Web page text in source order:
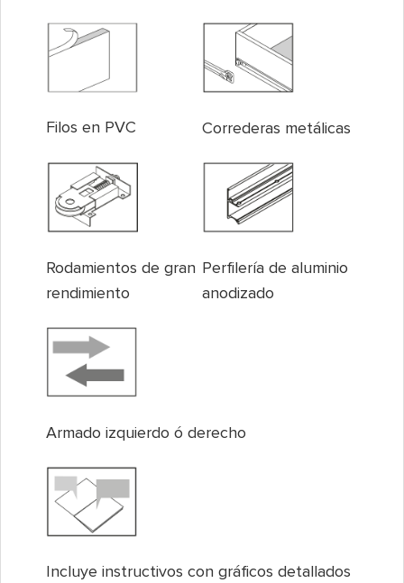
Filos en PVC Correderas metálicas
Rodamientos de gran
rendimiento
Perfilería de aluminio
anodizado
Armado izquierdo ó derecho
Incluye instructivos con gráficos detallados